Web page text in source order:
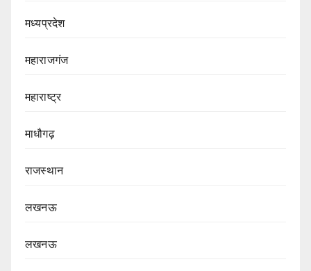
मध्यप्रदेश
महाराजगंज
महाराष्ट्र
माधौगढ़
राजस्थान
लखनऊ
लखनऊ